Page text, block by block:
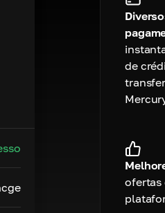
de
ofertas